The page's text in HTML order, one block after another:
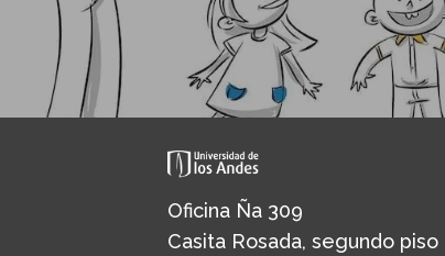
Oficina Ña 309
Casita Rosada, segundo piso